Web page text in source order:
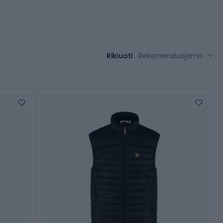
Rikiuoti Rekomenduojama